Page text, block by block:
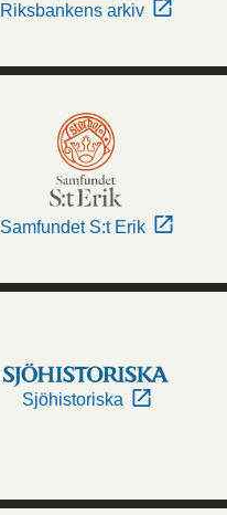
Riksbankens arkiv
Samfundet S:t Erik
Sjöhistoriska